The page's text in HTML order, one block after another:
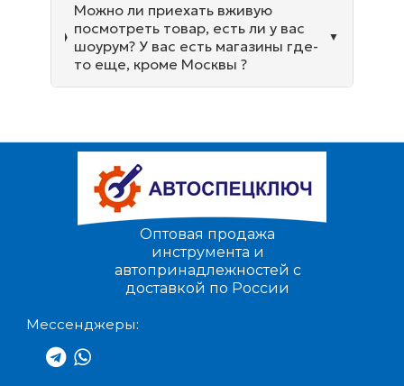
Можно ли приехать вживую
посмотреть товар, есть ли у вас
шоурум? У вас есть магазины где-
то еще, кроме Москвы ?
Оптовая продажа
инструмента и
автопринадлежностей с
доставкой по России
Мессенджеры: